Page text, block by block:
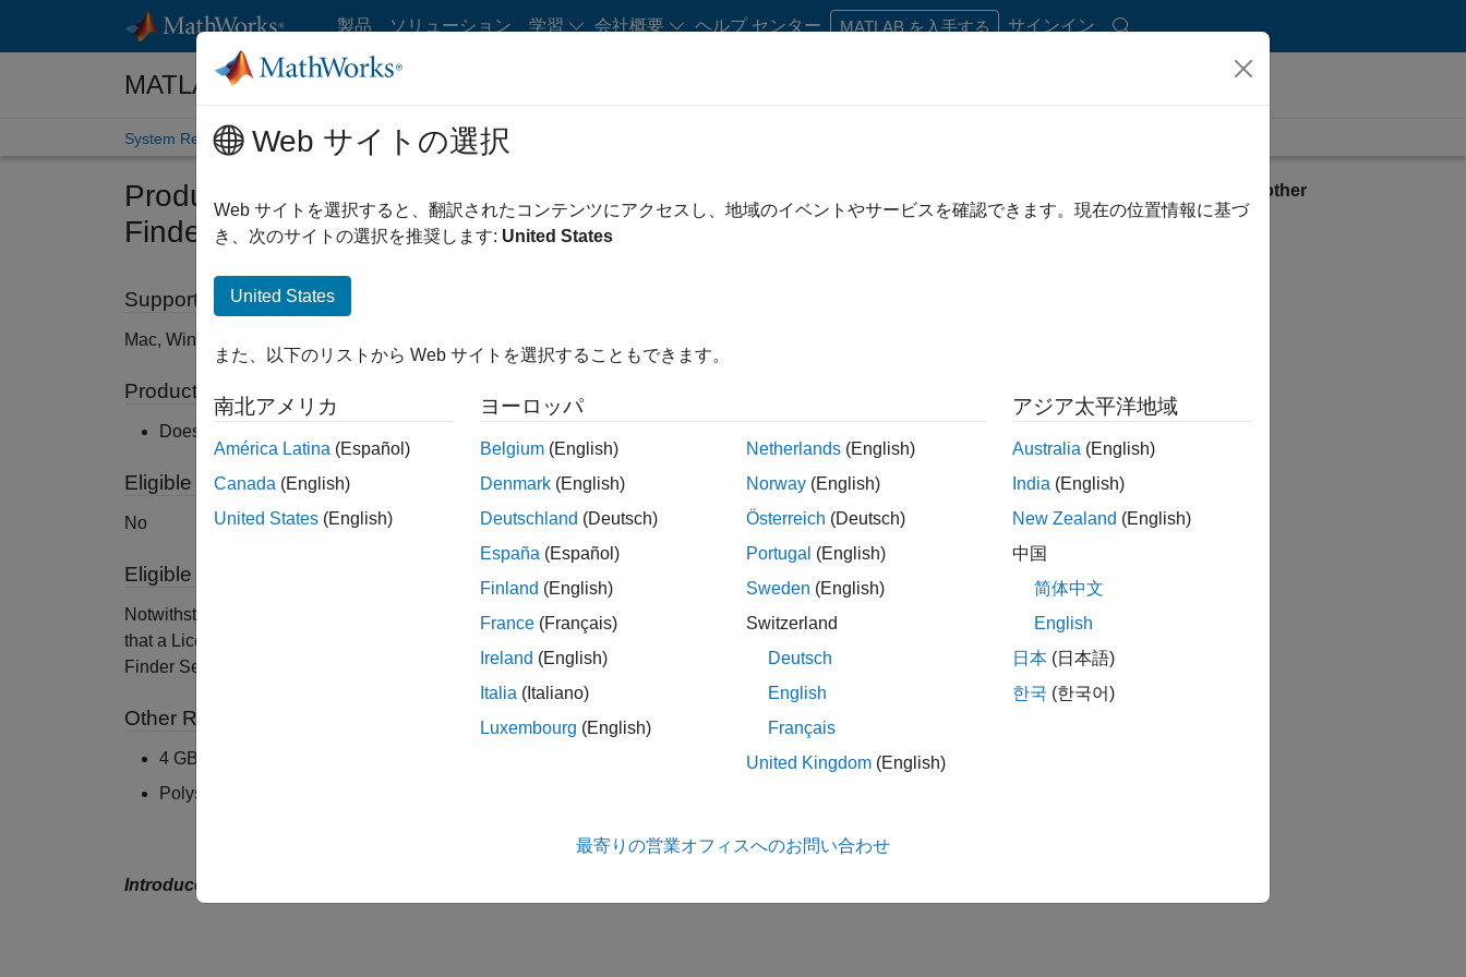
コンテンツへスキップ
製品 ソリューション 学習 会社概要 ヘルプ センター MATLAB を入手する サインイン
MATLAB and Simulink Requirements
System Requirements Product Requirements Road Map
Product Requirements & Platform Availability for Polyspace Bug
Finder Server
Supported Platforms
Mac, Windows, Linux
Product Requirements
Does not require MATLAB or Simulink
Eligible for Use with MATLAB Compiler and Simulink Compiler
No
Eligible for Use with Parallel Computing Toolbox and MATLAB Parallel Server
Notwithstanding the number of MATLAB Parallel Server workers acquired, the number of Polyspace verification runs
that a Licensed User may simultaneously execute using the Polyspace Code Prover Server or the Polyspace Bug
Finder Server shall not exceed the number of keys available for the respective Polyspace Program.
Other Requirements
4 GB of RAM per CPU core is recommended.
Polyspace Bug Finder Server is not supported on ARM-based Windows.
Introduced in R2019a
View requirements for another
product:
Web サイトの選択
Web サイトを選択すると、翻訳されたコンテンツにアクセスし、地域のイベントやサービスを確認できます。現在の位置情報に基づ
き、次のサイトの選択を推奨します: United States
United States
また、以下のリストから Web サイトを選択することもできます。
南北アメリカ
América Latina (Español)
Canada (English)
United States (English)
ヨーロッパ
Belgium (English)
Denmark (English)
Deutschland (Deutsch)
España (Español)
Finland (English)
France (Français)
Ireland (English)
Italia (Italiano)
Luxembourg (English)
Netherlands (English)
Norway (English)
Österreich (Deutsch)
Portugal (English)
Sweden (English)
Switzerland
Deutsch
English
Français
United Kingdom (English)
アジア太平洋地域
Australia (English)
India (English)
New Zealand (English)
中国
简体中文
English
日本 (日本語)
한국 (한국어)
最寄りの営業オフィスへのお問い合わせ